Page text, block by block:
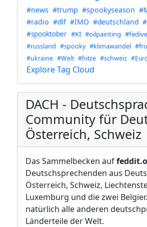
#news #trump #spookyseason
#radio #dlf #IMO #deutschland
#spooktober #KI #oilpainting
#russland #spooky #klimawandel
#ukraine #Welt #hitze #schweiz
Explore Tag Cloud
DACH -
Community für
Österreich, Schweiz
Das Sammelbecken auf
Deutschsprechenden aus
Österreich, Schweiz,
Luxemburg und die zwei
natürlich alle anderen
Länderteile der Welt.